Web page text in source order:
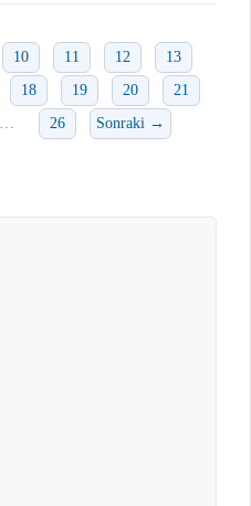
Sayfa
10 Sayfa
11 Sayfa
12 Sayfa
13
Sayfa
18 Sayfa
19 Sayfa
20 Sayfa
21
Sayfa
26 Sonraki →